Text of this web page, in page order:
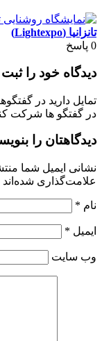
تانزانیا (Lightexpo)
0 پاسخ
دیدگاه خود را ثبت
تمایل دارید در
در گفتگو ها شرکت
دیدگاهتان را
نشانی ایمیل شما
علامت‌گذاری شده‌اند
نام *
ایمیل *
وب‌ سایت